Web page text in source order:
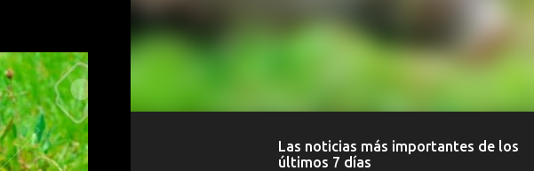
Las noticias más importantes de los
últimos 7 días